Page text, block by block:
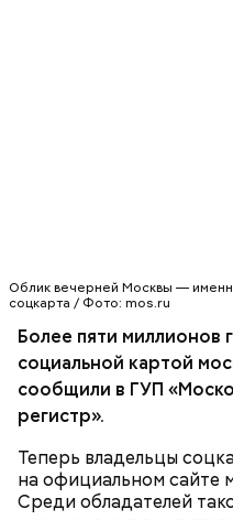
Облик вечерней Москвы —
соцкарта / Фото: mos.ru
Более пяти миллионов
социальной картой
сообщили в ГУП
регистр».
Теперь владельцы
на официальном сайте
Среди обладателей
Провести платеж без
Москвы можно в личном
МОСКВА